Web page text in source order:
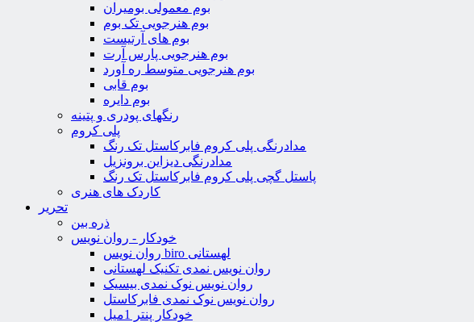
بوم معمولی بومیران
بوم هنرجویی تک بوم
بوم های آرتیست
بوم هنرجویی پارس آرت
بوم هنرجویی متوسط ره آورد
بوم قابی
بوم دایره
رنگهای پودری و پتینه
پلی کروم
مدادرنگی پلی کروم فابرکاستل تک رنگ
مدادرنگی دیزاین برونزیل
پاستل گچی پلی کروم فابرکاستل تک رنگ
کاردک های هنری
تحریر
ذره بین
خودکار - روان نویس
روان نویس biro لهستانی
روان نویس نمدی تکنیک لهستانی
روان نویس نوک نمدی بیسیک
روان نویس نوک نمدی فابرکاستل
خودکار پنتر 1میل